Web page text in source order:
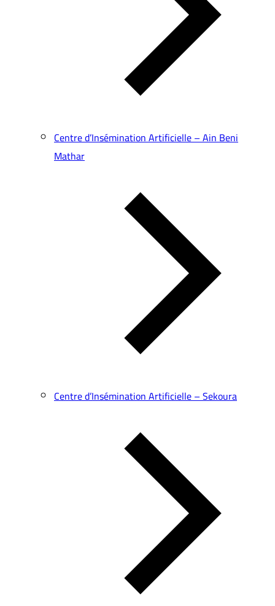
Centre d’Insémination Artificielle – Ain Beni
Mathar
Centre d’Insémination Artificielle – Sekoura